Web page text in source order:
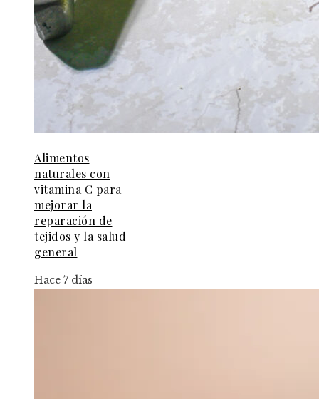
Alimentos
naturales con
vitamina C para
mejorar la
reparación de
tejidos y la salud
general
Hace 7 días